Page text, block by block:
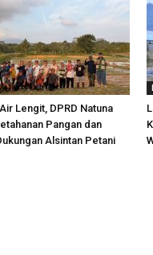
Lengit, DPRD Natuna
Pangan dan
Alsintan Petani